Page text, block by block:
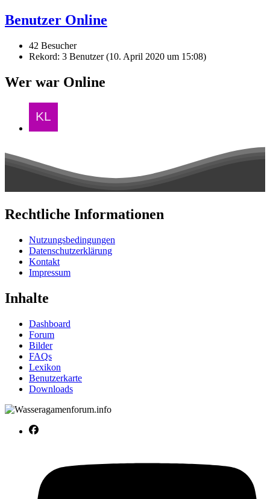
Benutzer Online
42 Besucher
Rekord: 3 Benutzer (10. April 2020 um 15:08)
Wer war Online
Rechtliche Informationen
Nutzungsbedingungen
Datenschutzerklärung
Kontakt
Impressum
Inhalte
Dashboard
Forum
Bilder
FAQs
Lexikon
Benutzerkarte
Downloads